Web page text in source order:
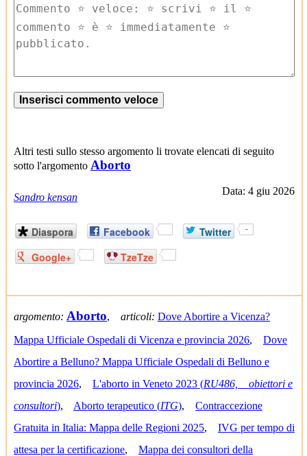
Altri testi sullo stesso argomento li trovate elencati di seguito
sotto l'argomento Aborto
Sandro kensan
Data: 4 giu 2026
Diaspora Facebook Twitter -
Google+ TzeTze
argomento: Aborto, articoli: Dove Abortire a Vicenza?
Mappa Ufficiale Ospedali di Vicenza e provincia 2026, Dove
Abortire a Belluno? Mappa Ufficiale Ospedali di Belluno e
provincia 2026, L'aborto in Veneto 2023 (RU486, obiettori e
consultori), Aborto terapeutico (ITG), Contraccezione
Gratuita in Italia: Mappa delle Regioni 2025, IVG per tempo di
attesa per la certificazione, Mappa dei consultori della